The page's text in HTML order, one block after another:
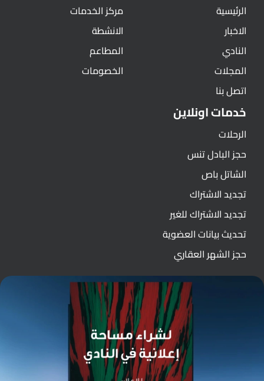
الرئيسية
الاخبار
النادي
المجلات
اتصل بنا
مركز الخدمات
الانشطة
المطاعم
الخصومات
خدمات اونلاين
الرحلات
حجز البادل تنس
الشاتل باص
تجديد الاشتراك
تجديد الاشتراك للغير
تحديث بيانات العضوية
حجز الشهر العقاري